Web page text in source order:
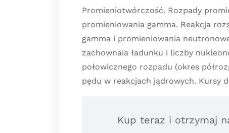
Promieniotwórczość. Rozpady
promieniowania gamma. Reakcja
gamma i promieniowania
zachownaia ładunku i liczby
połowicznego rozpadu (okres
pędu w reakcjach jądrowych. Kursy
Kup teraz i otrzymaj